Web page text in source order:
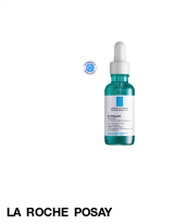
LA ROCHE POSAY